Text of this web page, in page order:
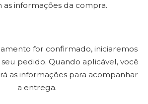
as informações da compra.
for confirmado, iniciaremos
pedido. Quando aplicável, você
as informações para acompanhar
a entrega.